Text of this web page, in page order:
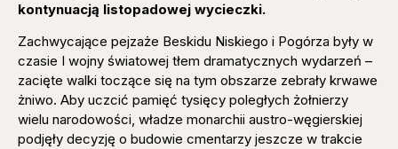
kontynuacją listopadowej wycieczki.
Zachwycające pejzaże Beskidu Niskiego i Pogórza były w
czasie I wojny światowej tłem dramatycznych wydarzeń –
zacięte walki toczące się na tym obszarze zebrały krwawe
żniwo. Aby uczcić pamięć tysięcy poległych żołnierzy
wielu narodowości, władze monarchii austro-węgierskiej
podjęły decyzję o budowie cmentarzy jeszcze w trakcie